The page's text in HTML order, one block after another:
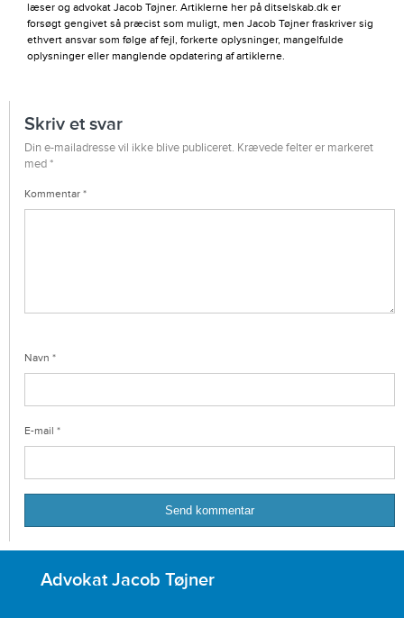
læser og advokat Jacob Tøjner. Artiklerne her på ditselskab.dk er
forsøgt gengivet så præcist som muligt, men Jacob Tøjner fraskriver sig
ethvert ansvar som følge af fejl, forkerte oplysninger, mangelfulde
oplysninger eller manglende opdatering af artiklerne.
Skriv et svar
Din e-mailadresse vil ikke blive publiceret. Krævede felter er markeret
med*
Kommentar *
Navn *
E-mail *
Advokat Jacob Tøjner